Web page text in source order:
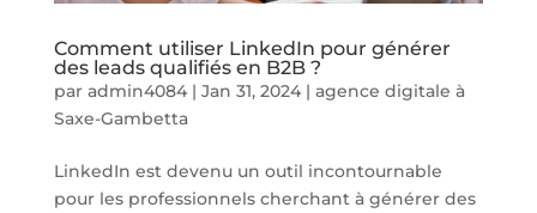
Comment utiliser LinkedIn pour générer
des leads qualifiés en B2B ?
par admin4084| Jan 31, 2024| agence digitale à
Saxe-Gambetta
LinkedIn est devenu un outil incontournable
pour les professionnels cherchant à générer des